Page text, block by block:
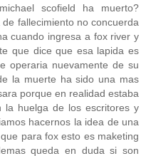
scofield ha muerto?
fallecimiento no concuerda
cuando ingresa a fox river y
que dice que esa lapida es
operaria nuevamente de su
la muerte ha sido una mas
porque en realidad estaba
la huelga de los escritores y
hacernos la idea de una
para fox esto es maketing
queda en duda si son